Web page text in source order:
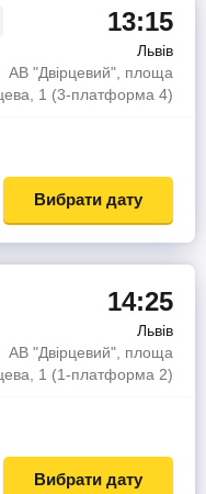
13:15
Львів
АВ "Двірцевий", площа
1 (3-платформа 4)
Вибрати дату
14:25
Львів
АВ "Двірцевий", площа
1 (1-платформа 2)
Вибрати дату